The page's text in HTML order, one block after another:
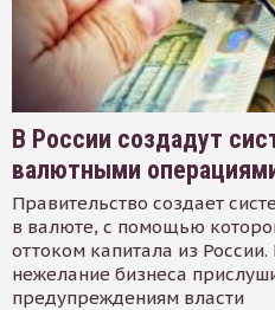
В России создадут
валютными
Правительство создает
в валюте, с помощью
оттоком капитала из
нежелание бизнеса
предупреждениям власти